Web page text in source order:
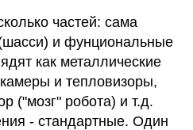
частей: сама
и фунциональные
как металлические
и тепловизоры,
("мозг" робота) и т.д.
- стандартные. Один